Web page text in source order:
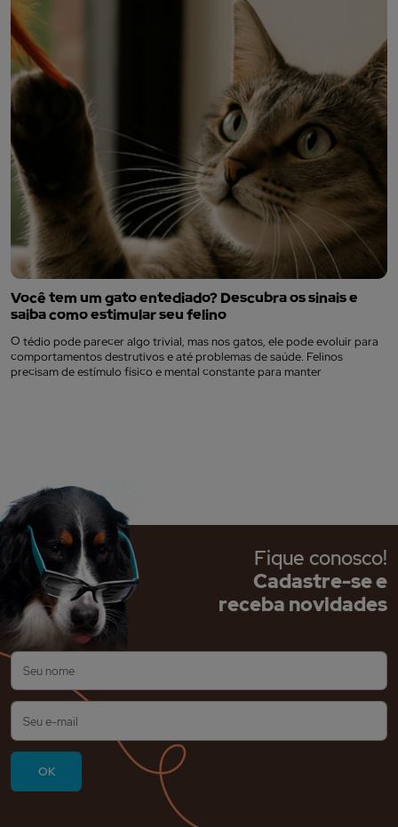
Você tem um gato entediado? Descubra os sinais e
saiba como estimular seu felino
O tédio pode parecer algo trivial, mas nos gatos, ele pode evoluir para
comportamentos destrutivos e até problemas de saúde. Felinos
precisam de estímulo físico e mental constante para manter
Fique conosco!
Cadastre-se e
receba novidades